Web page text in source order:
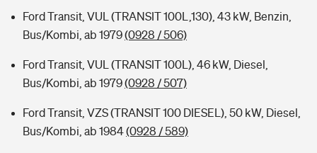
Ford Transit, VUL (TRANSIT 100L,130), 43 kW, Benzin,
Bus/Kombi, ab 1979(0928 / 506)
Ford Transit, VUL (TRANSIT 100L), 46 kW, Diesel,
Bus/Kombi, ab 1979(0928 / 507)
Ford Transit, VZS (TRANSIT 100 DIESEL), 50 kW, Diesel,
Bus/Kombi, ab 1984(0928 / 589)